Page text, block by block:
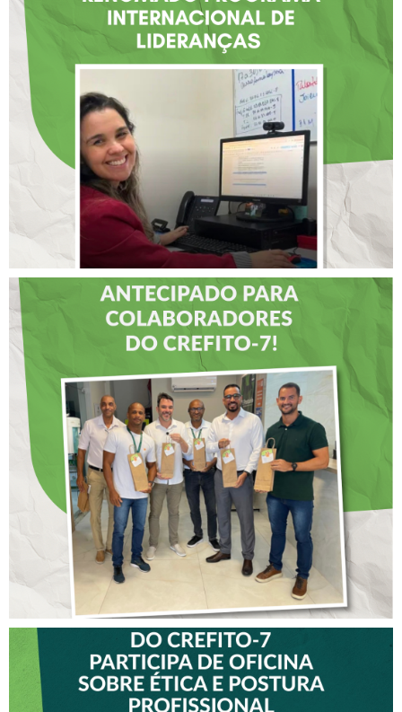
FISIOTERAPEUTA COM
ATUAÇÃO NA BAHIA É
SELECIONADA EM
RENOMADO PROGRAMA
INTERNACIONAL DE
LIDERANÇAS
DIA DOS PAIS É
ANTECIPADO PARA
COLABORADORES DO
CREFITO-7